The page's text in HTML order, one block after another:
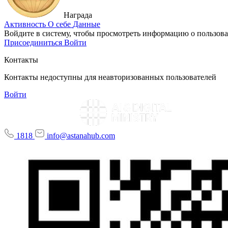
Награда
Активность О себе Данные
Войдите в систему, чтобы просмотреть информацию о
Присоединиться Войти
Контакты
Контакты недоступны для неавторизованных пользователей
Войти
1818 info@astanahub.com